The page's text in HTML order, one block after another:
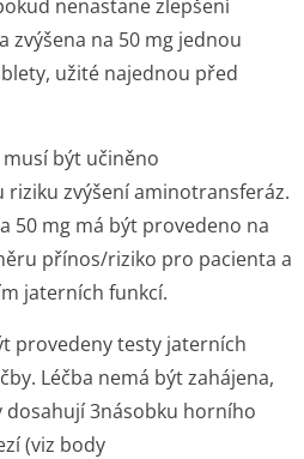
nenastane zlepšení
zvýšena na 50 mg jednou
užité najednou před
být učiněno
zvýšení aminotransferáz.
50 mg má být provedeno na
přínos/riziko pro pacienta a
jaterních funkcí.
provedeny testy jaterních
Léčba nemá být zahájena,
3násobku horního
(viz body